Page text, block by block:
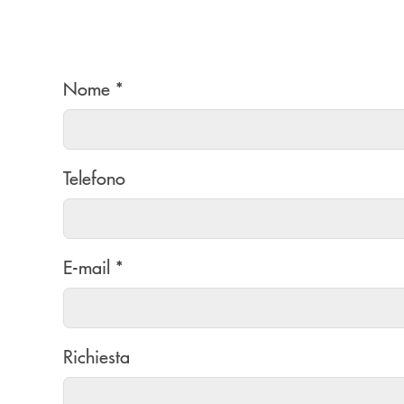
Nome *
Telefono
E-mail *
Richiesta